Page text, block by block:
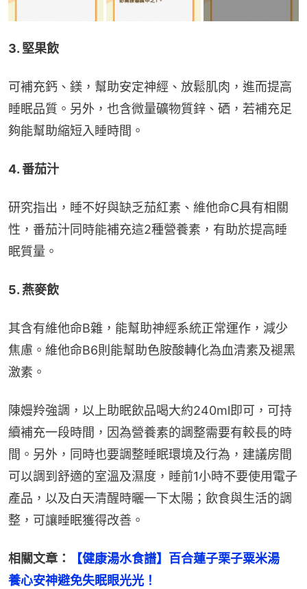
3. 堅果飲
可補充鈣、鎂，幫助安定神經、放鬆肌肉，進而提高
睡眠品質。另外，也含微量礦物質鋅、硒，若補充足
夠能幫助縮短入睡時間。
4. 番茄汁
研究指出，睡不好與缺乏茄紅素、維他命C具有相關
性，番茄汁同時能補充這2種營養素，有助於提高睡
眠質量。
5. 燕麥飲
其含有維他命B雜，能幫助神經系統正常運作，減少
焦慮。維他命B6則能幫助色胺酸轉化為血清素及褪黑
激素。
陳嫚羚強調，以上助眠飲品喝大約240ml即可，可持
續補充一段時間，因為營養素的調整需要有較長的時
間。另外，同時也要調整睡眠環境及行為，建議房間
可以調到舒適的室溫及濕度，睡前1小時不要使用電子
產品，以及白天清醒時曬一下太陽；飲食與生活的調
整，可讓睡眠獲得改善。
相關文章：
【健康湯水食譜】百合蓮子栗子粟米湯
養心安神避免失眠眼光光！